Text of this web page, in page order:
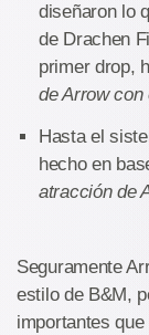
diseñaron lo
de Drachen
primer drop,
de Arrow con
Hasta el
hecho en
atracción de
Seguramente
estilo de B&M,
importantes